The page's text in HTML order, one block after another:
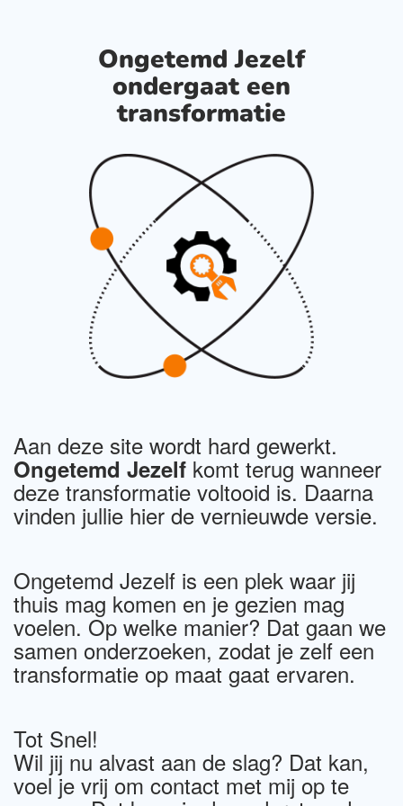
Ongetemd Jezelf
ondergaat een
transformatie
Aan deze site wordt hard gewerkt.
Ongetemd Jezelf komt terug wanneer
deze transformatie voltooid is. Daarna
vinden jullie hier de vernieuwde versie.
Ongetemd Jezelf is een plek waar jij
thuis mag komen en je gezien mag
voelen. Op welke manier? Dat gaan we
samen onderzoeken, zodat je zelf een
transformatie op maat gaat ervaren.
Tot Snel!
Wil jij nu alvast aan de slag? Dat kan,
voel je vrij om contact met mij op te